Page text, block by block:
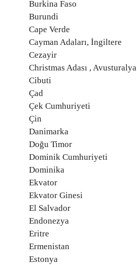
Burkina Faso
Burundi
Cape Verde
Cayman Adaları, İngiltere
Cezayir
Christmas Adası , Avusturalya
Cibuti
Çad
Çek Cumhuriyeti
Çin
Danimarka
Doğu Timor
Dominik Cumhuriyeti
Dominika
Ekvator
Ekvator Ginesi
El Salvador
Endonezya
Eritre
Ermenistan
Estonya